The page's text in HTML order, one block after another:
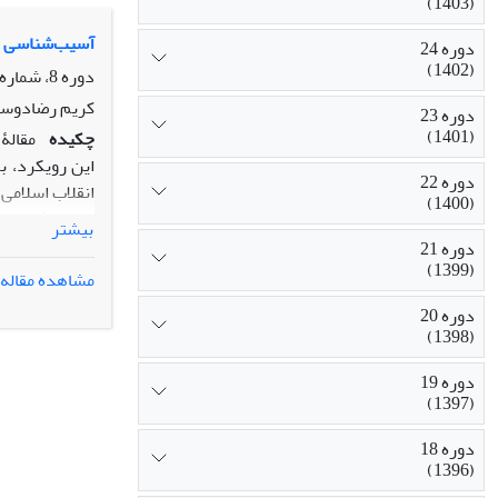
مدرن به
اجتماعی و
اقلیت مطلق
به‌عنوان
اجتماعی و
آسیب‌شناسی
دوره 8، شماره 3، پاییز 1386، صفحه
کریم
چکیده
این
انقلاب
نهادها
نمودند.
بیشتر
مشاهده مقاله
دوره 24
(1402)
دوره 23
(1401)
دوره 22
(1400)
دوره 21
(1399)
دوره 20
(1398)
دوره 19
(1397)
دوره 18
(1396)